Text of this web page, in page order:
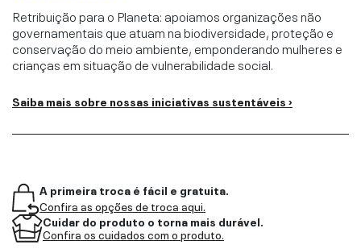
Retribuição para o Planeta: apoiamos organizações não
governamentais que atuam na biodiversidade, proteção e
conservação do meio ambiente, emponderando mulheres e
crianças em situação de vulnerabilidade social.
Saiba mais sobre nossas iniciativas sustentáveis ›
A primeira troca é fácil e gratuita.
Confira as opções de troca aqui.
Cuidar do produto o torna mais durável.
Confira os cuidados com o produto.